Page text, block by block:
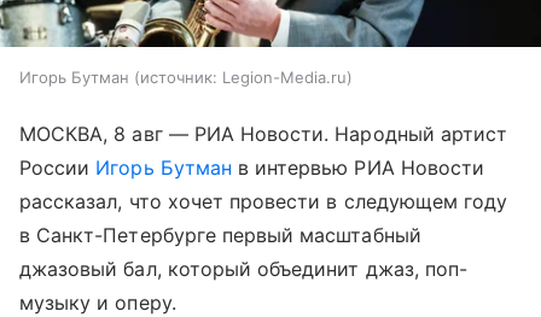
Игорь Бутман источник: Legion-Media.ru
МОСКВА, 8 авг — РИА Новости. Народный артист
России Игорь Бутман в интервью РИА Новости
рассказал, что хочет провести в следующем году
в Санкт-Петербурге первый масштабный
джазовый бал, который объединит джаз, поп-
музыку и оперу.